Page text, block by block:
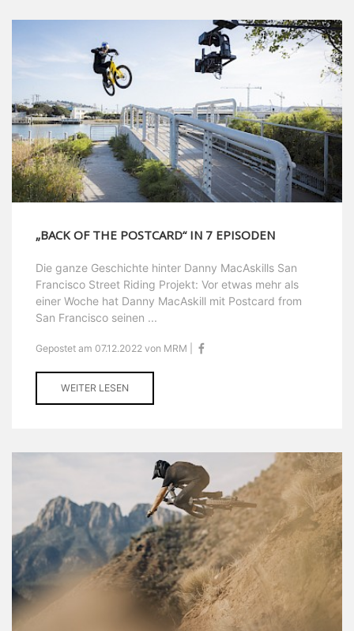
„BACK OF THE POSTCARD“ IN 7 EPISODEN
Die ganze Geschichte hinter Danny MacAskills San
Francisco Street Riding Projekt: Vor etwas mehr als
einer Woche hat Danny MacAskill mit Postcard from
San Francisco seinen ...
Gepostet am 07.12.2022 von MRM |
WEITER LESEN